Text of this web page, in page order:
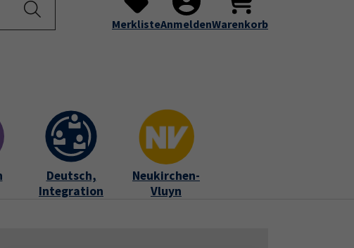
Startseite Submenu for "Programm"
Über uns Submenu for "Über uns"
Service Submenu for
MerklisteAnmeldenWarenkorb
Deutsch,
Integration
Neukirchen-
Vluyn